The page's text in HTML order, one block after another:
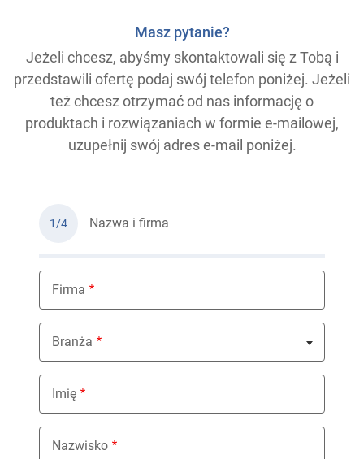
Masz pytanie?
Jeżeli chcesz, abyśmy skontaktowali się z Tobą i
przedstawili ofertę podaj swój telefon poniżej. Jeżeli
też chcesz otrzymać od nas informację o
produktach i rozwiązaniach w formie e-mailowej,
uzupełnij swój adres e-mail poniżej.
1/4 Nazwa i firma
Firma
Branża
Nothing selected
Imię
Nazwisko